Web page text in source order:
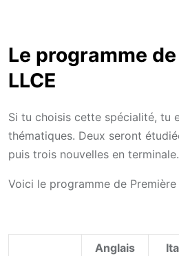
Le programme
LLCE
Si tu choisis cette spécialité, tu
thématiques. Deux seront
puis trois nouvelles en terminale.
Voici le programme de Première
Anglais